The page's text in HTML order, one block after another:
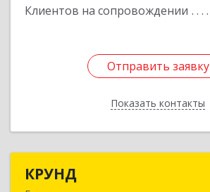
Клиентов на сопровождении
Отправить заявку
Показать контакты
Отправить заявку
Назад
КРУНД